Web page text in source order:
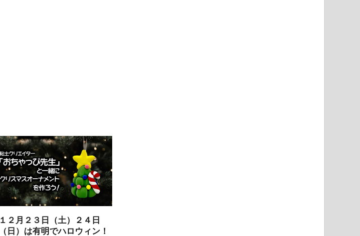
１２月２３日（土）２４日
（日）は有明でハロウィン！